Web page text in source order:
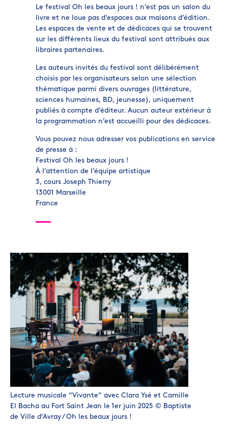
Le festival Oh les beaux jours ! n’est pas un salon du
livre et ne loue pas d’espaces aux maisons d’édition.
Les espaces de vente et de dédicaces qui se trouvent
sur les différents lieux du festival sont attribués aux
libraires partenaires.
Les auteurs invités du festival sont délibérément
choisis par les organisateurs selon une sélection
thématique parmi divers ouvrages (littérature,
sciences humaines, BD, jeunesse), uniquement
publiés à compte d’éditeur. Aucun auteur extérieur à
la programmation n’est accueilli pour des dédicaces.
Vous pouvez nous adresser vos publications en service
de presse à :
Festival Oh les beaux jours !
À l’attention de l’équipe artistique
3, cours Joseph Thierry
13001 Marseille
France
Lecture musicale “Vivante” avec Clara Ysé et Camille
El Bacha au Fort Saint Jean le 1er juin 2025 © Baptiste
de Ville d’Avray / Oh les beaux jours !